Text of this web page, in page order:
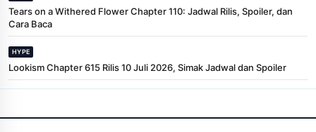
Tears on a Withered Flower Chapter 110: Jadwal Rilis, Spoiler, dan
Cara Baca
HYPE
Lookism Chapter 615 Rilis 10 Juli 2026, Simak Jadwal dan Spoiler